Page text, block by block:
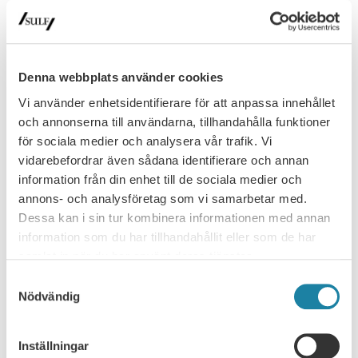
Denna webbplats använder cookies
Vi använder enhetsidentifierare för att anpassa innehållet
och annonserna till användarna, tillhandahålla funktioner
för sociala medier och analysera vår trafik. Vi
vidarebefordrar även sådana identifierare och annan
information från din enhet till de sociala medier och
annons- och analysföretag som vi samarbetar med.
Dessa kan i sin tur kombinera informationen med annan
information som du har tillhandahållit eller som de har
Nödvändig
Inställningar
Rundabordssamtal om akademins
utmaningar
SULF samlar sektorn: Rundabordssamtal om akademins
utmaningar Idag genomförs det första av tre rundabordssamtal
som syftar till att långsiktigt förbättra…
Nyhet
3 november 2021